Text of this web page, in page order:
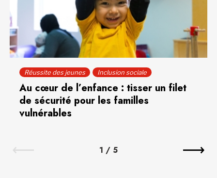
Réussite des jeunes Inclusion sociale
Au cœur de l’enfance : tisser un filet
de sécurité pour les familles
vulnérables
1 / 5